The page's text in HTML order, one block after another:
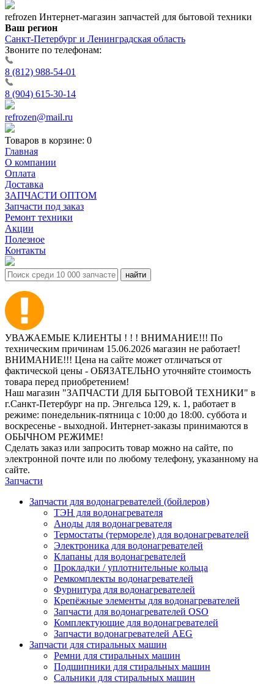
refrozen Интернет-магазин запчастей для бытовой техники
Ваш регион
Санкт-Петербург и Ленинградская область
Звоните по телефонам:
8 (812) 988-54-01
8 (904) 615-30-14
refrozen@mail.ru
Товаров в корзине: 0
Главная
О компании
Оплата
Доставка
ЗАПЧАСТИ ОПТОМ
Запчасти под заказ
Ремонт техники
Акции
Полезное
Контакты
УВАЖАЕМЫЕ КЛИЕНТЫ ! ! ! ВНИМАНИЕ!!! По
техническим причинам 15.06.2026 магазин не работает!
ВНИМАНИЕ!!! Цена на сайте может отличаться от
фактической цены - ОБЯЗАТЕЛЬНО уточняйте стоимость
товара перед приобретением!
Наш магазин "ЗАПЧАСТИ ДЛЯ БЫТОВОЙ ТЕХНИКИ" в
г.Санкт-Петербург на пр. Энгельса 129, к. 1, работает в
режиме: понедельник-пятница с 10:00 до 18:00. суббота и
воскресенье - выходной. Интернет-заказы принимаются в
ОБЫЧНОМ РЕЖИМЕ!
Сделать заказ или запросить товар можно на сайте, по
электронной почте или по любому телефону, указанному на
сайте.
Запчасти
Запчасти для водонагревателей (бойлеров)
ТЭН для водонагревателя
Аноды для водонагревателя
Термостаты (термореле) для водонагревателей
Электроника для водонагревателей
Клапаны для водонагревателей
Прокладки / уплотнительные кольца
Ремкомплекты водонагревателей
Фурнитура для водонагревателей
Крепёжные элементы для водонагревателей
Запчасти для водонагревателей OSO
Комплектующие для водонагревателей
Запчасти водонагревателей AEG
Запчасти для стиральных машин
Ремни для стиральных машин
Подшипники для стиральных машин
Сальники для стиральных машин